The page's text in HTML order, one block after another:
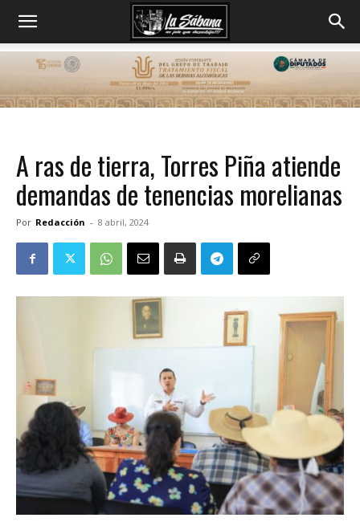
A ras de tierra, Torres Piña atiende
demandas de tenencias morelianas
Por Redacción - 8 abril, 2024